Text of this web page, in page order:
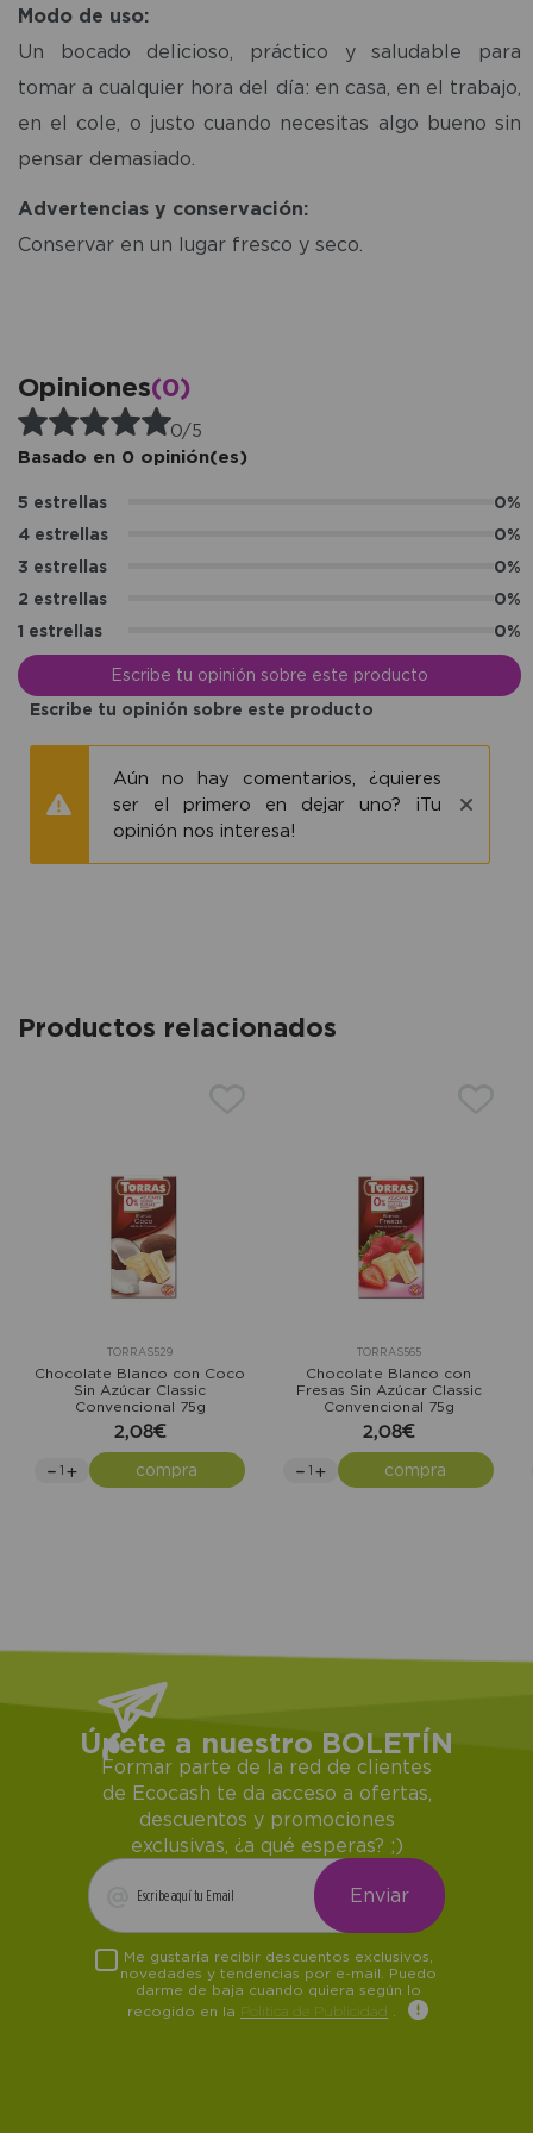
Modo de uso:
Un bocado delicioso, práctico y saludable para
tomar a cualquier hora del día: en casa, en el trabajo,
en el cole, o justo cuando necesitas algo bueno sin
pensar demasiado.
Advertencias y conservación:
Conservar en un lugar fresco y seco.
Opiniones(0)
0/5
Basado en 0 opinión(es)
5 estrellas
0%
4 estrellas
0%
3 estrellas
0%
2 estrellas
0%
1 estrellas
0%
Escribe tu opinión sobre este producto
Escribe tu opinión sobre este producto
Aún no hay comentarios, ¿quieres
ser el primero en dejar uno? ¡Tu
opinión nos interesa!
Productos relacionados
TORRAS529
Chocolate Blanco con Coco
Sin Azúcar Classic
Convencional 75g
2,08€
compra
TORRAS565
Chocolate Blanco con
Fresas Sin Azúcar Classic
Convencional 75g
2,08€
compra
Únete a nuestro BOLETÍN
Formar parte de la red de clientes
de Ecocash te da acceso a ofertas,
descuentos y promociones
exclusivas, ¿a qué esperas? ;)
Me gustaría recibir descuentos exclusivos,
novedades y tendencias por e-mail. Puedo
darme de baja cuando quiera según lo
recogido en la Política de Publicidad